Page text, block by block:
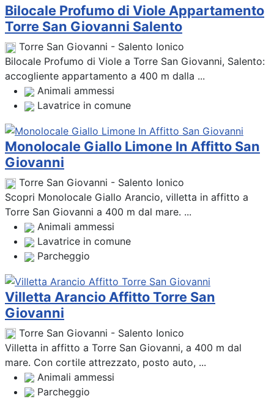
Bilocale Profumo di Viole Appartamento
Torre San Giovanni Salento
Torre San Giovanni - Salento Ionico
Bilocale Profumo di Viole a Torre San Giovanni, Salento:
accogliente appartamento a 400 m dalla ...
Animali ammessi
Lavatrice in comune
Monolocale Giallo Limone In Affitto San
Giovanni
Torre San Giovanni - Salento Ionico
Scopri Monolocale Giallo Arancio, villetta in affitto a
Torre San Giovanni a 400 m dal mare. ...
Animali ammessi
Lavatrice in comune
Parcheggio
Villetta Arancio Affitto Torre San
Giovanni
Torre San Giovanni - Salento Ionico
Villetta in affitto a Torre San Giovanni, a 400 m dal
mare. Con cortile attrezzato, posto auto, ...
Animali ammessi
Parcheggio